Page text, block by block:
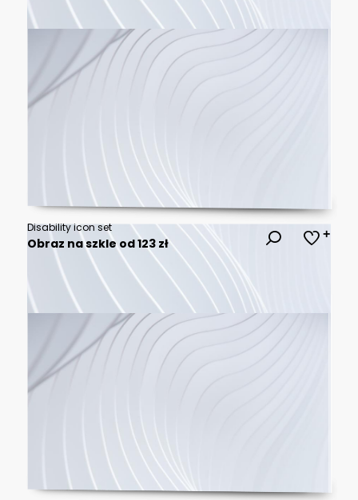
Disability icon set
Obraz na szkle od 123 zł